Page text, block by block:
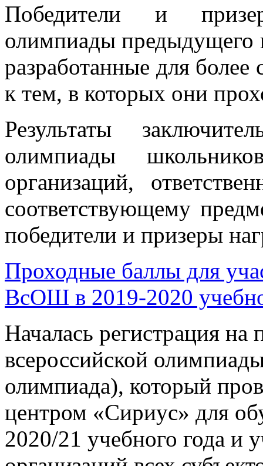
Победители и
олимпиады предыдущего
разработанные для
к тем, в которых они
Результаты
олимпиады
организаций,
соответствующему
победители и призеры
Проходные баллы для
ВсОШ в 2019-2020
Началась регистрация на
всероссийской
олимпиада), который
центром «Сириус» для
2020/21 учебного года и